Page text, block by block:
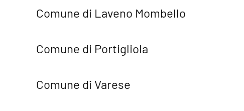
Comune di Laveno Mombello
Comune di Portigliola
Comune di Varese